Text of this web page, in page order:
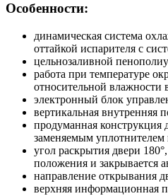
Особенности:
динамическая система
оттайкой испарителя с
цельнозаливной
работа при температуре
относительной влажности
электронный блок
вертикальная внутренняя
продуманная конструкция
заменяемым уплотнителем
угол раскрытия двери
положения и закрывается
направление открывания
верхняя информационная